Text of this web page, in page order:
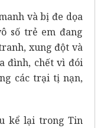
và bị đe dọa
số trẻ em đang
xung đột và
đình, chết vì đói
các trại tị nạn,
kể lại trong Tin